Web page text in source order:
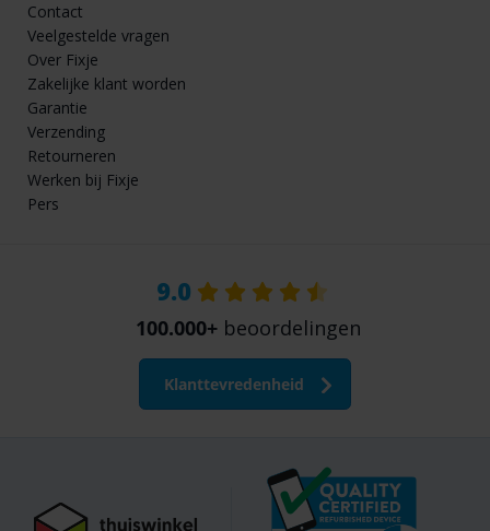
Contact
Veelgestelde vragen
Over Fixje
Zakelijke klant worden
Garantie
Verzending
Retourneren
Werken bij Fixje
Pers
9.0
100.000+ beoordelingen
Klanttevredenheid